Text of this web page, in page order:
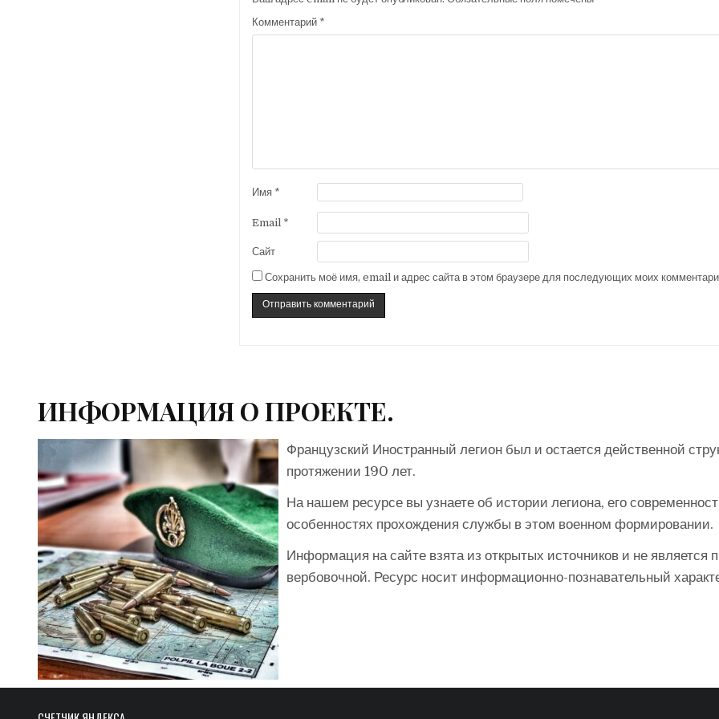
Комментарий *
Имя *
Email *
Сайт
Сохранить моё имя, email и адрес сайта в этом браузере для последующих моих
ИНФОРМАЦИЯ О ПРОЕКТЕ.
Французский Иностранный легион был и остается действенной
протяжении 190 лет.
На нашем ресурсе вы узнаете об истории легиона, его
особенностях прохождения службы в этом военном формировании.
Информация на сайте взята из открытых источников и не является
вербовочной. Ресурс носит информационно-познавательный